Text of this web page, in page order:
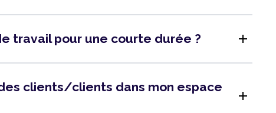
travail pour une courte durée ? add
clients/clients dans mon espace
add